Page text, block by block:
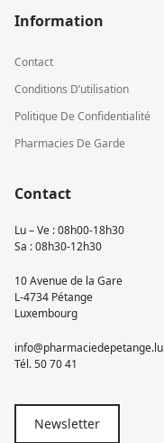
Information
Contact
Conditions D’utilisation
Politique De Confidentialité
Pharmacies De Garde
Contact
Lu – Ve : 08h00-18h30
Sa : 08h30-12h30
10 Avenue de la Gare
L-4734 Pétange
Luxembourg
info@pharmaciedepetange.lu
Tél.50 70 41
Newsletter